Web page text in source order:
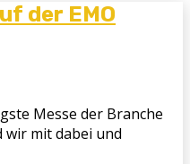
der EMO
Messe der Branche
wir mit dabei und